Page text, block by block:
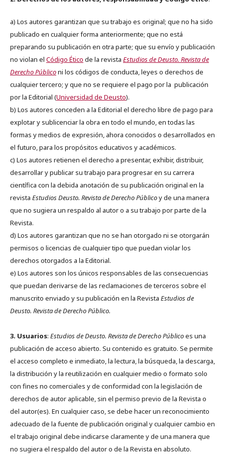
a) Los autores garantizan que su trabajo es original; que no ha sido
publicado en cualquier forma anteriormente; que no está
preparando su publicación en otra parte; que su envío y publicación
no violan el Código Ético de la revista Estudios de Deusto. Revista de
Derecho Públiconi los códigos de conducta, leyes o derechos de
cualquier tercero; y que no se requiere el pago por la publicación
por la Editorial (Universidad de Deusto).
b) Los autores conceden a la Editorial el derecho libre de pago para
explotar y sublicenciar la obra en todo el mundo, en todas las
formas y medios de expresión, ahora conocidos o desarrollados en
el futuro, para los propósitos educativos y académicos.
c) Los autores retienen el derecho a presentar, exhibir, distribuir,
desarrollar y publicar su trabajo para progresar en su carrera
científica con la debida anotación de su publicación original en la
revista Estudios Deusto. Revista de Derecho Públicoy de una manera
que no sugiera un respaldo al autor o a su trabajo por parte de la
Revista.
d) Los autores garantizan que no se han otorgado ni se otorgarán
permisos o licencias de cualquier tipo que puedan violar los
derechos otorgados a la Editorial.
e) Los autores son los únicos responsables de las consecuencias
que puedan derivarse de las reclamaciones de terceros sobre el
manuscrito enviado y su publicación en la Revista Estudios de
Deusto. Revista de Derecho Público.
3. Usuarios: Estudios de Deusto. Revista de Derecho Públicoes una
publicación de acceso abierto. Su contenido es gratuito. Se permite
el acceso completo e inmediato, la lectura, la búsqueda, la descarga,
la distribución y la reutilización en cualquier medio o formato solo
con fines no comerciales y de conformidad con la legislación de
derechos de autor aplicable, sin el permiso previo de la Revista o
del autor(es). En cualquier caso, se debe hacer un reconocimiento
adecuado de la fuente de publicación original y cualquier cambio en
el trabajo original debe indicarse claramente y de una manera que
no sugiera el respaldo del autor o de la Revista en absoluto.